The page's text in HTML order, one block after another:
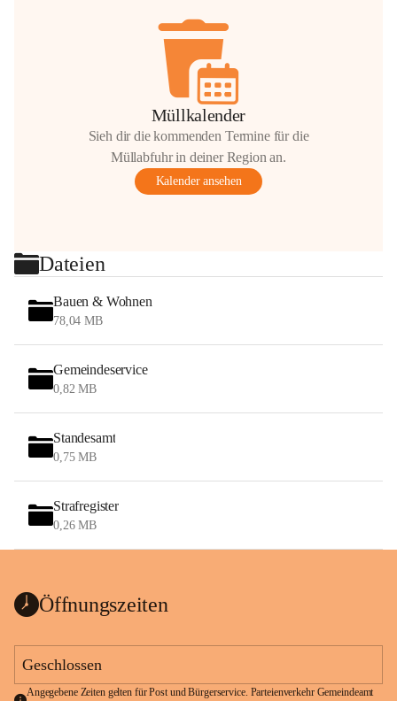
Müllkalender
Sieh dir die kommenden Termine für die
Müllabfuhr in deiner Region an.
Kalender ansehen
Dateien
Bauen & Wohnen
78,04 MB
Gemeindeservice
0,82 MB
Standesamt
0,75 MB
Strafregister
0,26 MB
Öffnungszeiten
Geschlossen
Angegebene Zeiten gelten für Post und Bürgerservice. Parteienverkehr Gemeindeamt